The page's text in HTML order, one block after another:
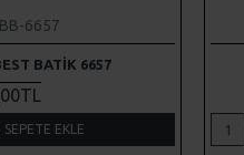
6657
BATIK 6657
SEPETE EKLE